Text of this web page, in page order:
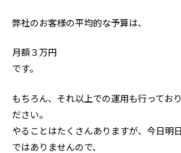
弊社のお客様の平均的な予算は、
月額３万円
です。
もちろん、それ以上での運用も行ってお
ださい。
やることはたくさんありますが、今日明
ではありませんので、